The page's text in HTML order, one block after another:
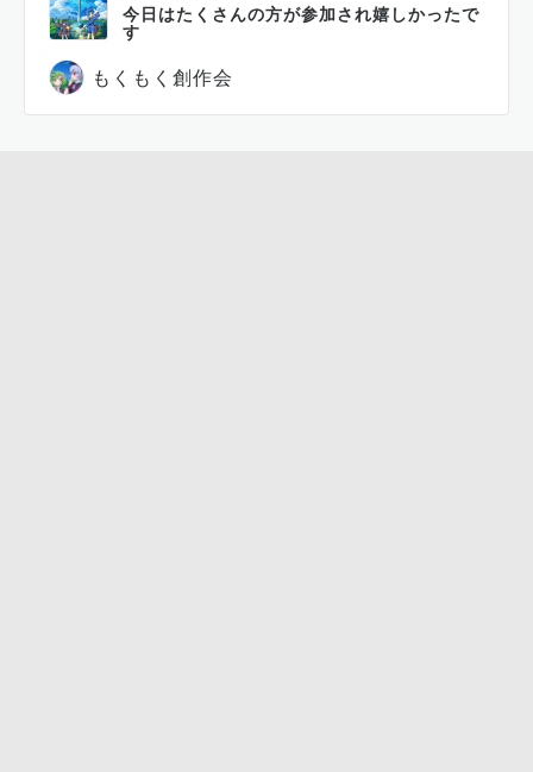
今日はたくさんの方が参加され嬉しかったで
す
もくもく創作会